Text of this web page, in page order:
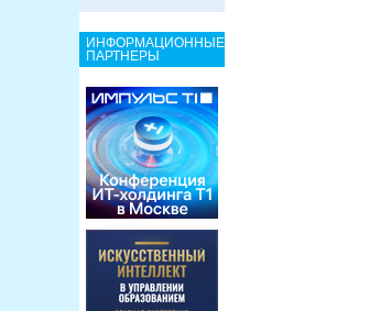
ИНФОРМАЦИОННЫЕ
ПАРТНЕРЫ